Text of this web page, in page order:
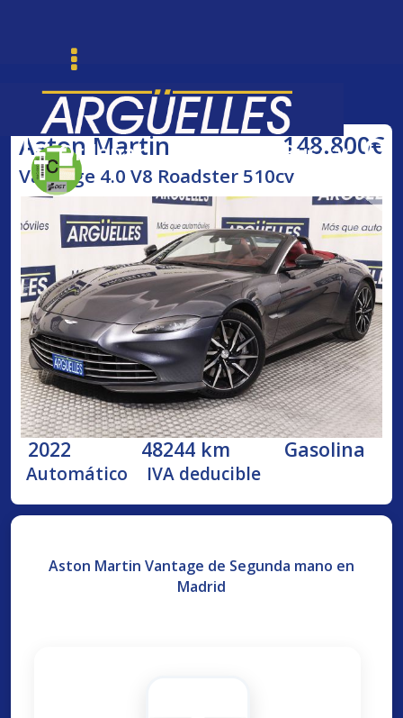
Ordenar Buscar
Aston Martin 148.800€
Vantage 4.0 V8 Roadster 510cv
2022 48244 km Gasolina
Automático IVA deducible
Aston Martin Vantage de Segunda mano en
Madrid